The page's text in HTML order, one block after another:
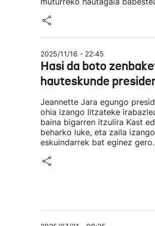
2025/11/16 - 22:45
Hasi da boto
hauteskunde
Jeannette Jara egungo
ohia izango litzateke
baina bigarren itzulira Kast
beharko luke, eta zaila
eskuindarrek bat eginez gero.